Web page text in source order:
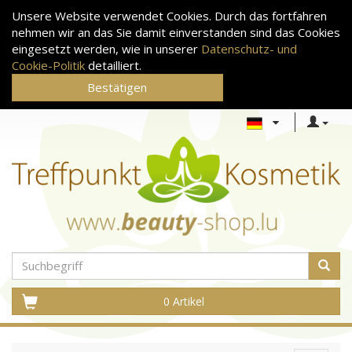
Unsere Website verwendet Cookies. Durch das fortfahren
nehmen wir an das Sie damit einverstanden sind das Cookies
eingesetzt werden, wie in unserer Datenschutz- und
Cookie-Politik detailliert.
Bestätigen
0 Artikel